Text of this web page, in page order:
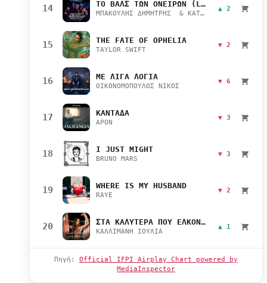
14 ΤΟ ΒΑΛΣ ΤΩΝ ΟΝΕΙΡΩΝ (LIVE)
ΜΠΑΚΟΥΛΗΣ ΔΗΜΗΤΡΗΣ & ΚΑΤΣΙΜΙΧΑ ΜΑΡΙΑΝΑ
▲ 2
15 THE FATE OF OPHELIA
TAYLOR SWIFT
▼ 2
16 ΜΕ ΛΙΓΑ ΛΟΓΙΑ
ΟΙΚΟΝΟΜΟΠΟΥΛΟΣ ΝΙΚΟΣ
▼ 6
17 ΚΑΝΤΑΔΑ
APON
▼ 3
18 I JUST MIGHT
BRUNO MARS
▼ 3
19 WHERE IS MY HUSBAND
RAYE
▼ 2
20 ΣΤΑ ΚΑΛΥΤΕΡΑ ΠΟΥ ΕΛΚΟΝΤΑΙ
ΚΑΛΛΙΜΑΝΗ ΙΟΥΛΙΑ
▲ 1
Πηγή: Official IFPI Airplay Chart powered by
MediaInspector